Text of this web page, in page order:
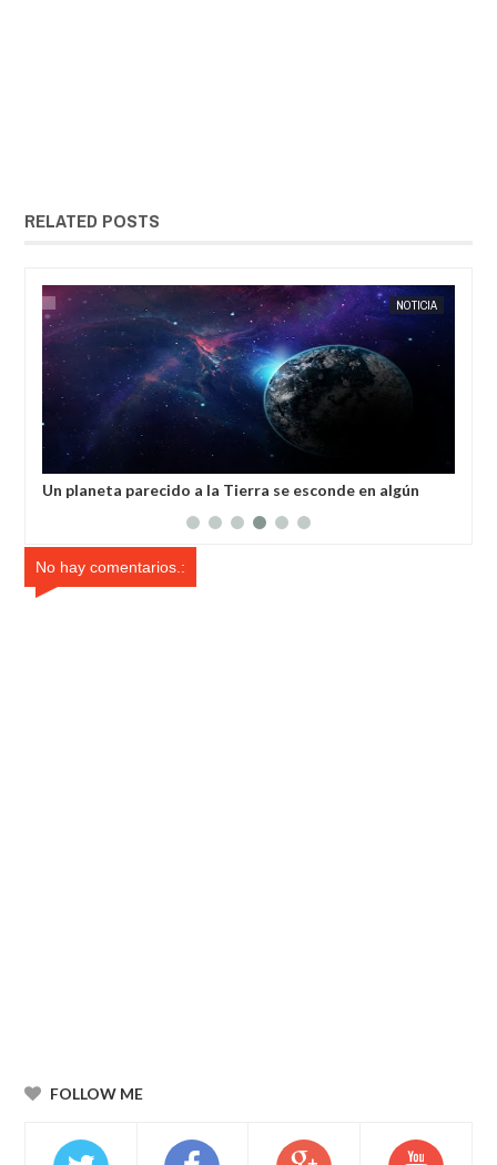
RELATED POSTS
2023
Tierra se esconde en algún
Asteroide potencialmente
No hay comentarios.:
FOLLOW ME